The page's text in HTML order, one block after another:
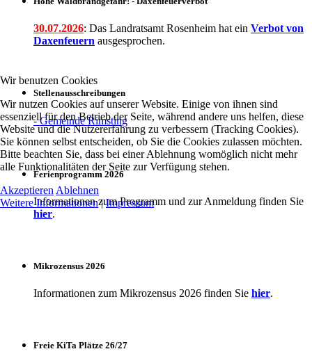
30.07.2026: Das Landratsamt Rosenheim hat ein Verbot von
Daxenfeuern ausgesprochen.
Stellenausschreibungen
- Gemeinde Rimsting
Ferienprogramm 2026
Informationen zum Programm und zur Anmeldung finden Sie
hier.
Mikrozensus 2026
Informationen zum Mikrozensus 2026 finden Sie hier.
Freie KiTa Plätze 26/27
Wir benutzen Cookies
Wir nutzen Cookies auf unserer Website. Einige von ihnen sind
essenziell für den Betrieb der Seite, während andere uns helfen, diese
Website und die Nutzererfahrung zu verbessern (Tracking Cookies).
Sie können selbst entscheiden, ob Sie die Cookies zulassen möchten.
Bitte beachten Sie, dass bei einer Ablehnung womöglich nicht mehr
alle Funktionalitäten der Seite zur Verfügung stehen.
Akzeptieren Ablehnen
Weitere Informationen|Impressum